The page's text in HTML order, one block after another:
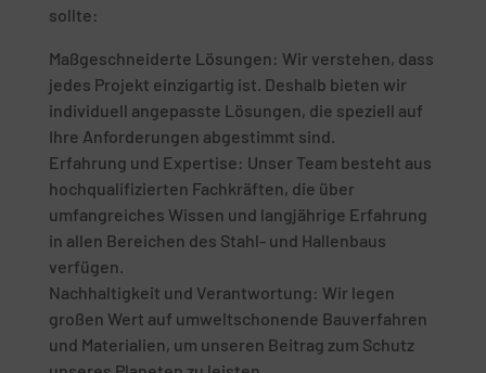
sollte:
Maßgeschneiderte Lösungen: Wir verstehen, dass
jedes Projekt einzigartig ist. Deshalb bieten wir
individuell angepasste Lösungen, die speziell auf
Ihre Anforderungen abgestimmt sind.
Erfahrung und Expertise: Unser Team besteht aus
hochqualifizierten Fachkräften, die über
umfangreiches Wissen und langjährige Erfahrung
in allen Bereichen des Stahl- und Hallenbaus
verfügen.
Nachhaltigkeit und Verantwortung: Wir legen
großen Wert auf umweltschonende Bauverfahren
und Materialien, um unseren Beitrag zum Schutz